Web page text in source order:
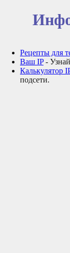
Рецепты для
Ваш IP- Узнай
Калькулятор
подсети.